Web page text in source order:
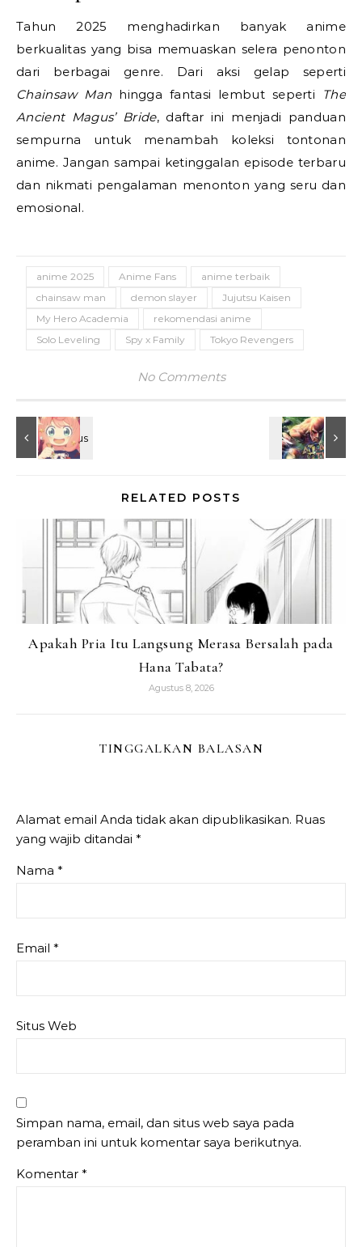
Tahun 2025 menghadirkan banyak anime
berkualitas yang bisa memuaskan selera penonton
dari berbagai genre. Dari aksi gelap seperti
Chainsaw Man hingga fantasi lembut seperti
The
Ancient Magus’ Bride, daftar ini menjadi panduan
sempurna untuk menambah koleksi tontonan
anime. Jangan sampai ketinggalan episode terbaru
dan nikmati pengalaman menonton yang seru dan
emosional.
anime 2025 Anime Fans
anime terbaik
chainsaw man
demon slayer
Jujutsu Kaisen
My Hero Academia
rekomendasi anime
Solo Leveling
Spy x Family Tokyo Revengers
No Comments
RELATED POSTS
Apakah Pria Itu Langsung Merasa Bersalah pada
Hana Tabata?
Agustus 8, 2026
TINGGALKAN BALASAN
Alamat email Anda tidak akan dipublikasikan. Ruas
yang wajib ditandai *
Nama *
Email *
Situs Web
Simpan nama, email, dan situs web saya pada
peramban ini untuk komentar saya berikutnya.
Komentar *